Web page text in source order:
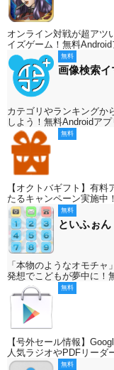
オンライン対戦が超アツ
イズゲーム！無料Android
無料
画像検索イ
カテゴリやランキングか
しよう！無料Androidアプ
無料
【オクトバギフト】有
たるキャンペーン実施中
無料
といふぉん
「本物のようなオモチ
発想でこどもが夢中に！
無料
【号外セール情報】
人気ラジオやPDFリーダ
無料